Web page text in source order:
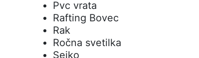
Pvc vrata
Rafting Bovec
Rak
Ročna svetilka
Seiko